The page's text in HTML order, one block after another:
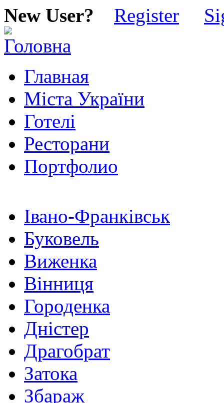
New User? Register
Главная
Міста України
Готелі
Ресторани
Портфолио
Івано-Франківськ
Буковель
Виженка
Вінниця
Городенка
Дністер
Драгобрат
Затока
Збараж